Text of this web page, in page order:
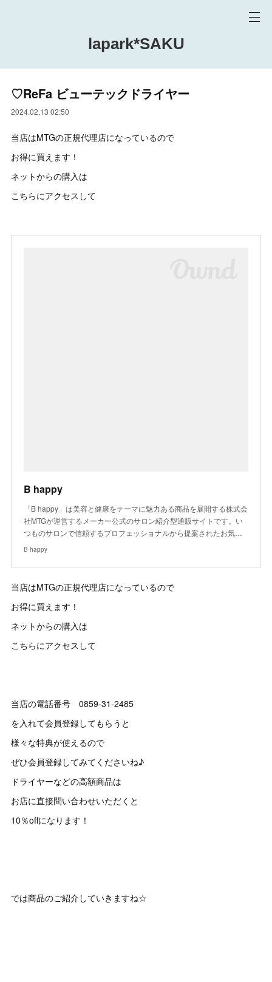
lapark*SAKU
♡ReFa ビューテックドライヤー
2024.02.13 02:50
当店はMTGの正規代理店になっているので
お得に買えます！
ネットからの購入は
こちらにアクセスして
B happy
「B happy」は美容と健康をテーマに魅力ある商品を展開する株式会
社MTGが運営するメーカー公式のサロン紹介型通販サイトです。い
つものサロンで信頼するプロフェッショナルから提案されたお気…
B happy
当店はMTGの正規代理店になっているので
お得に買えます！
ネットからの購入は
こちらにアクセスして
当店の電話番号 0859-31-2485
を入れて会員登録してもらうと
様々な特典が使えるので
ぜひ会員登録してみてくださいね♪
ドライヤーなどの高額商品は
お店に直接問い合わせいただくと
10％offになります！
では商品のご紹介していきますね☆